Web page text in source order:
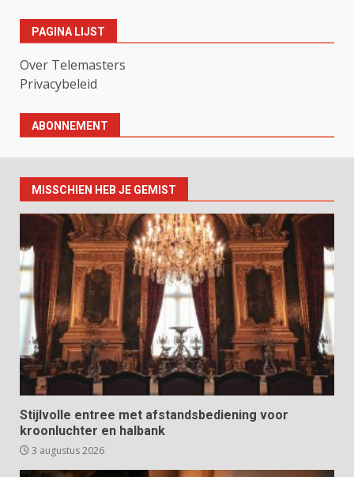
PAGINA LIJST
Over Telemasters
Privacybeleid
ABONNEMENT
MISSCHIEN HEB JE GEMIST
Stijlvolle entree met afstandsbediening voor
kroonluchter en halbank
3 augustus 2026